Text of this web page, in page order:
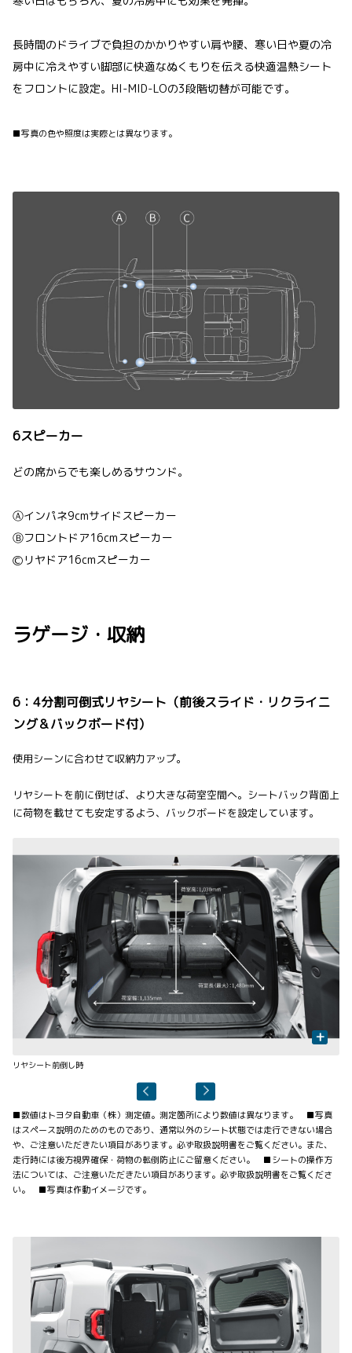
長時間のドライブで負担のかかりやすい肩や腰、寒い日や夏の冷
房中に冷えやすい脚部に快適なぬくもりを伝える快適温熱シート
をフロントに設定。HI-MID-LOの3段階切替が可能です。
■写真の色や照度は実際とは異なります。
6スピーカー
どの席からでも楽しめるサウンド。
Ⓐインパネ9cmサイドスピーカー
Ⓑフロントドア16cmスピーカー
Ⓒリヤドア16cmスピーカー
ラゲージ・収納
6：4分割可倒式リヤシート（前後スライド・リクライニ
ング＆バックボード付）
使用シーンに合わせて収納力アップ。
リヤシートを前に倒せば、より大きな荷室空間へ。シートバック背面上
に荷物を載せても安定するよう、バックボードを設定しています。
+
リヤシート前倒し時
■数値はトヨタ自動車（株）測定値。測定箇所により数値は異なります。 ■写真
はスペース説明のためのものであり、通常以外のシート状態では走行できない場合
や、ご注意いただきたい項目があります。必ず取扱説明書をご覧ください。また、
走行時には後方視界確保・荷物の転倒防止にご留意ください。 ■シートの操作方
法については、ご注意いただきたい項目があります。必ず取扱説明書をご覧くださ
い。 ■写真は作動イメージです。